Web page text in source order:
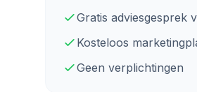
Gratis adviesgesprek
Kosteloos
Geen verplichtingen